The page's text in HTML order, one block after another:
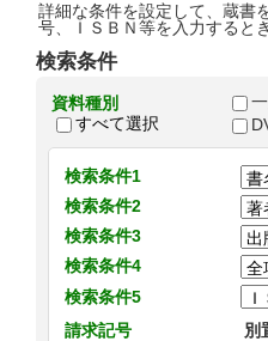
詳細な条件を設定して、蔵書
号、ＩＳＢＮ等を入力すると
検索条件
資料種別
すべて選択
検索条件1
検索条件2
検索条件3
検索条件4
検索条件5
請求記号
別